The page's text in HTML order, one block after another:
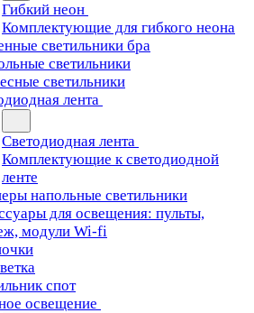
Гибкий неон
Комплектующие для гибкого неона
светильники бра
светильники
светильники
лента
Светодиодная лента
Комплектующие к светодиодной
ленте
напольные светильники
для освещения: пульты,
модули Wi-fi
спот
освещение